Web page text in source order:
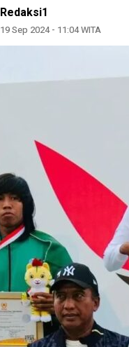
Redaksi1
19 Sep 2024 - 11:04 WITA